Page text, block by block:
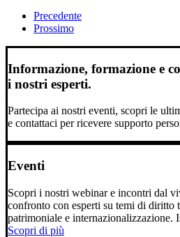
Precedente
Prossimo
Informazione, formazione e
i nostri esperti.
Partecipa ai nostri eventi, scopri le
e contattaci per ricevere supporto
Eventi
Scopri i nostri webinar e incontri dal
confronto con esperti su temi di diritto
patrimoniale e internazionalizzazione.
Scopri di più